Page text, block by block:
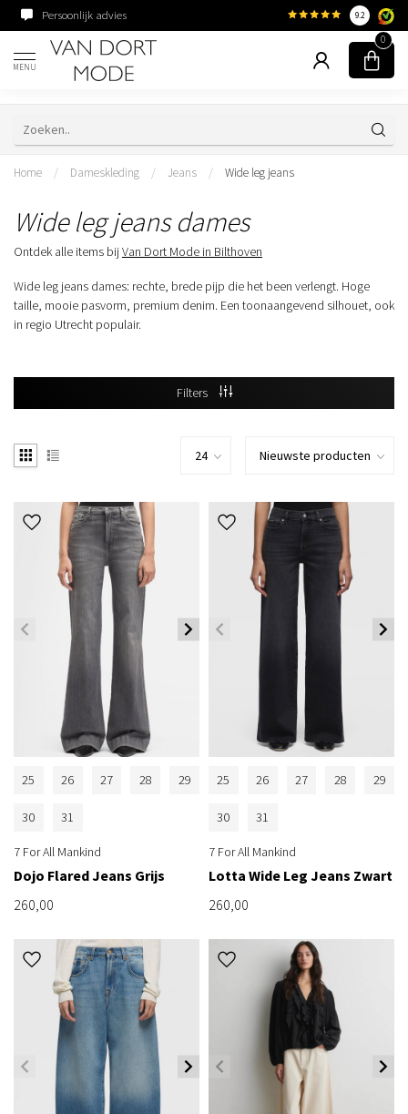
Persoonlijk advies Familiebedrijf sinds
9.2
MENU
0
Home / Dameskleding / Jeans / Wide leg jeans
Wide leg jeans dames
Ontdek alle items bij Van Dort Mode in Bilthoven
Wide leg jeans dames: rechte, brede pijp die het been verlengt. Hoge
taille, mooie pasvorm, premium denim. Een toonaangevend silhouet, ook
in regio Utrecht populair.
Filters
25 26 27 28 29
30 31
7 For All Mankind
Dojo Flared Jeans Grijs
260,00
25 26 27 28 29
30 31
7 For All Mankind
Lotta Wide Leg Jeans Zwart
260,00